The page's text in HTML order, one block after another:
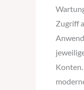
Zugriff